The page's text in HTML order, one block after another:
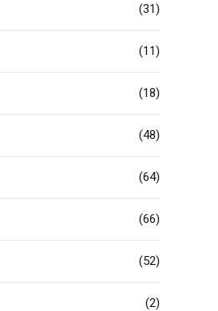
(31)
(11)
(18)
(48)
(64)
(66)
(52)
(2)